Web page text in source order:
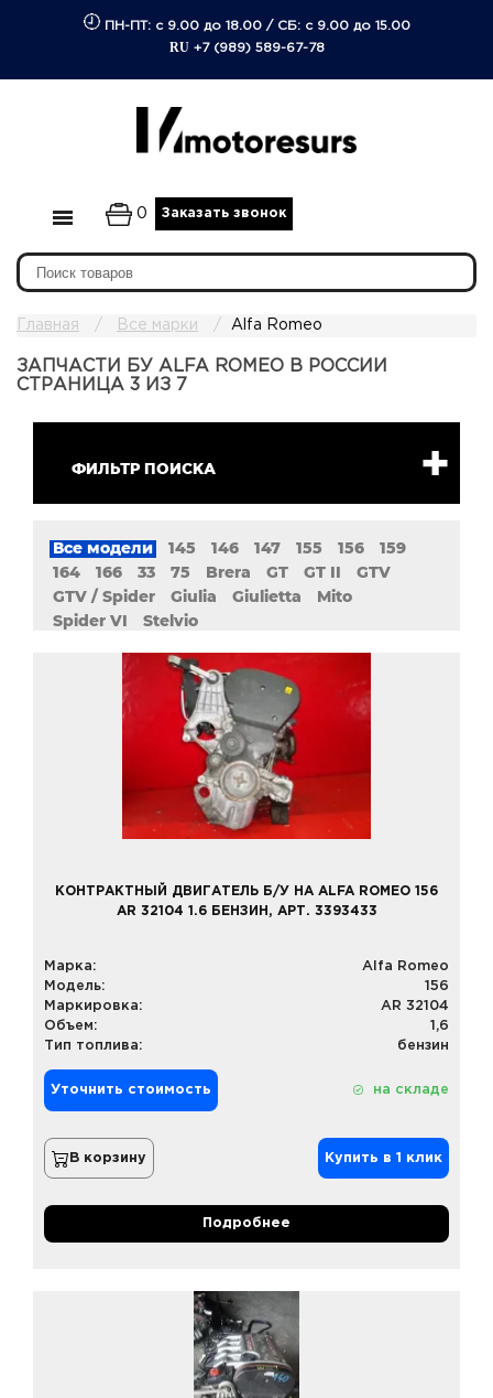
ПН-ПТ: с 9.00 до 18.00/ СБ: с 9.00 до 15.00
RU +7 (989) 589-67-78
0 Заказать звонок
Главная Все марки Alfa Romeo
ЗАПЧАСТИ БУ ALFA ROMEO В РОССИИ
СТРАНИЦА 3 ИЗ 7
ФИЛЬТР ПОИСКА
Все модели 145 146 147 155 156
159
164
166 33 75 Brera GT GT II
GTV
GTV / Spider
Giulia Giulietta
Mito
Spider VI
Stelvio
КОНТРАКТНЫЙ ДВИГАТЕЛЬ Б/У НА ALFA ROMEO 156
AR 32104 1.6 БЕНЗИН, АРТ. 3393433
Марка:
Alfa Romeo
Модель:
156
Маркировка:
AR 32104
Объем:
1,6
Тип топлива:
бензин
Уточнить стоимость на складе
В корзину Купить в 1 клик
Подробнее